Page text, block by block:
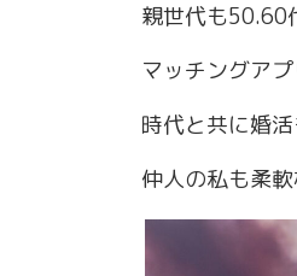
親世代も50.60
マッチングア
時代と共に婚
仲人の私も柔